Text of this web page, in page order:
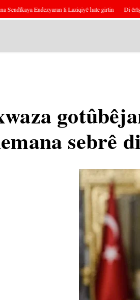
Endezyaran li Laziqiyê hate girtin Di êrîşeke
sebrê